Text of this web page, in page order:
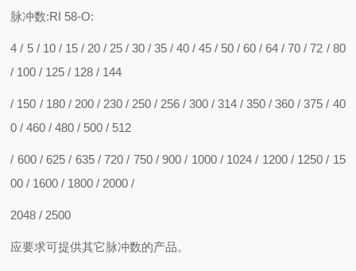
脉冲数:RI 58-O:
4 / 5 / 10 / 15 / 20 / 25 / 30 / 35 / 40 / 45 / 50 / 60 / 64 / 70 / 72 / 80
/ 100 / 125 / 128 / 144
/ 150 / 180 / 200 / 230 / 250 / 256 / 300 / 314 / 350 / 360 / 375 / 40
0 / 460 / 480 / 500 / 512
/ 600 / 625 / 635 / 720 / 750 / 900 / 1000 / 1024 / 1200 / 1250 / 15
00 / 1600 / 1800 / 2000 /
2048 / 2500
应要求可提供其它脉冲数的产品。